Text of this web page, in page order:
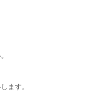
ます。